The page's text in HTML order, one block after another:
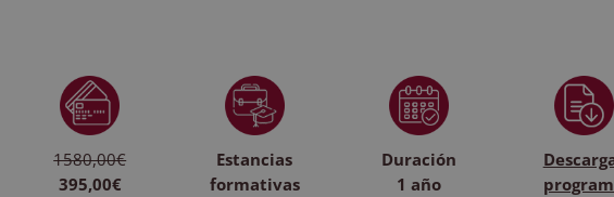
1580,00€
395,00€
Estancias
formativas
Duración
1 año